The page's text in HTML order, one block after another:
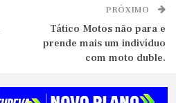
PRÓXIMO
Tático Motos não para e
prende mais um indivíduo
com moto duble.